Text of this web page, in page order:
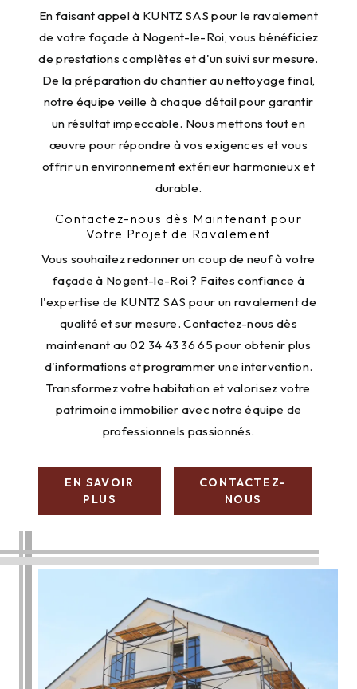
En faisant appel à KUNTZ SAS pour le ravalement
de votre façade à Nogent-le-Roi, vous bénéficiez
de prestations complètes et d'un suivi sur mesure.
De la préparation du chantier au nettoyage final,
notre équipe veille à chaque détail pour garantir
un résultat impeccable. Nous mettons tout en
œuvre pour répondre à vos exigences et vous
offrir un environnement extérieur harmonieux et
durable.
Contactez-nous dès Maintenant pour
Votre Projet de Ravalement
Vous souhaitez redonner un coup de neuf à votre
façade à Nogent-le-Roi ? Faites confiance à
l'expertise de KUNTZ SAS pour un ravalement de
qualité et sur mesure. Contactez-nous dès
maintenant au 02 34 43 36 65 pour obtenir plus
d'informations et programmer une intervention.
Transformez votre habitation et valorisez votre
patrimoine immobilier avec notre équipe de
professionnels passionnés.
EN SAVOIR
PLUS
CONTACTEZ-
NOUS